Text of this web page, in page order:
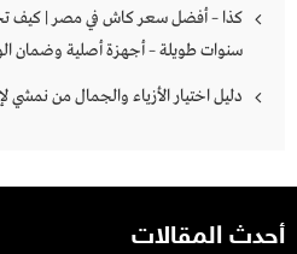
كذا – أفضل سعر كاش في مصر | كيف
سنوات طويلة – أجهزة أصلية وضمان
دليل اختيار الأزياء والجمال من نمشي
أحدث المقالات